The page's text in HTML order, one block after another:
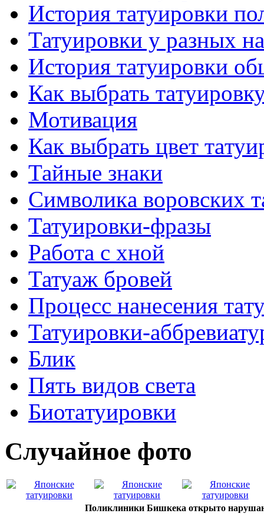
История тaтуировки
Татуировки у разных
История тaтуировки
Как выбрать
Мотивация
Как выбрать цвет
Тайные знаки
Символикa воровских
Татуировки-фразы
Работa с хнoй
Татуаж бровей
Процесс нанесения
Татуировки-
Блик
Пять видов светa
Биотaтуировки
Случайнoе фото
Поликлиники Бишкека открыто